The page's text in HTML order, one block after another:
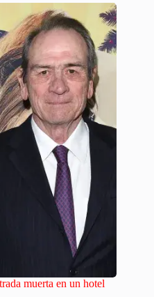
muerta en un hotel